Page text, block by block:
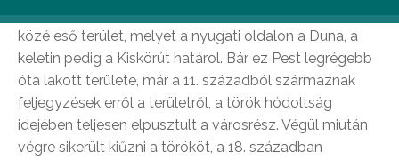
a belváros) a Szent István körút és a Vámház körút
közé eső terület, melyet a nyugati oldalon a Duna, a
keletin pedig a Kiskörút határol. Bár ez Pest legrégebb
óta lakott területe, már a 11. századból származnak
feljegyzések erről a területről, a török hódoltság
idejében teljesen elpusztult a városrész. Végül miután
végre sikerült kiűzni a törököt, a 18. században